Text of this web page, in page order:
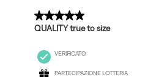
5 su 5 stelle.
QUALITY true to size
VERIFICATO
PARTECIPAZIONE LOTTERIA